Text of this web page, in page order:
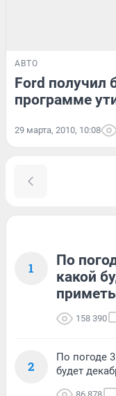
АВТО
Ford получил
программе
29 марта, 2010, 10:08
1
По
какой
158 390
2
По погоде
будет